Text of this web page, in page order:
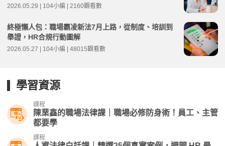
2026.05.29 | 104小編 | 2160觀看數
終極懶人包：職場霸凌新法7月上路，從制度、培訓到
舉證，HR合規行動圖解
2026.05.27 | 104小編 | 48015觀看數
學習資源
課程
陳業鑫的職場法律課｜職場必修防身術！員工、主管
都要學
課程